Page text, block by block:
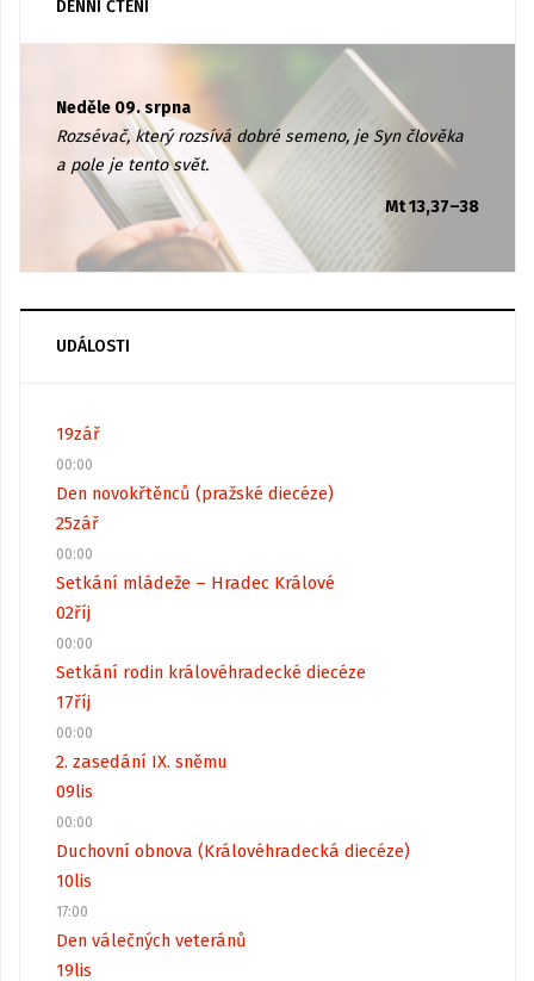
DENNÍ ČTENÍ
Neděle 09. srpna
Rozsévač, který rozsívá dobré semeno, je Syn člověka
a pole je tento svět.
Mt 13,37–38
UDÁLOSTI
19zář
00:00
Den novokřtěnců (pražské diecéze)
25zář
00:00
Setkání mládeže – Hradec Králové
02říj
00:00
Setkání rodin královéhradecké diecéze
17říj
00:00
2. zasedání IX. sněmu
09lis
00:00
Duchovní obnova (Královéhradecká diecéze)
10lis
17:00
Den válečných veteránů
19lis